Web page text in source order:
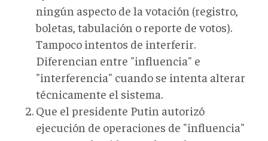
ningún aspecto de la votación (registro,
boletas, tabulación o reporte de votos).
Tampoco intentos de interferir.
Diferencian entre "influencia" e
"interferencia" cuando se intenta alterar
técnicamente el sistema.
Que el presidente Putin autorizó
ejecución de operaciones de "influencia"